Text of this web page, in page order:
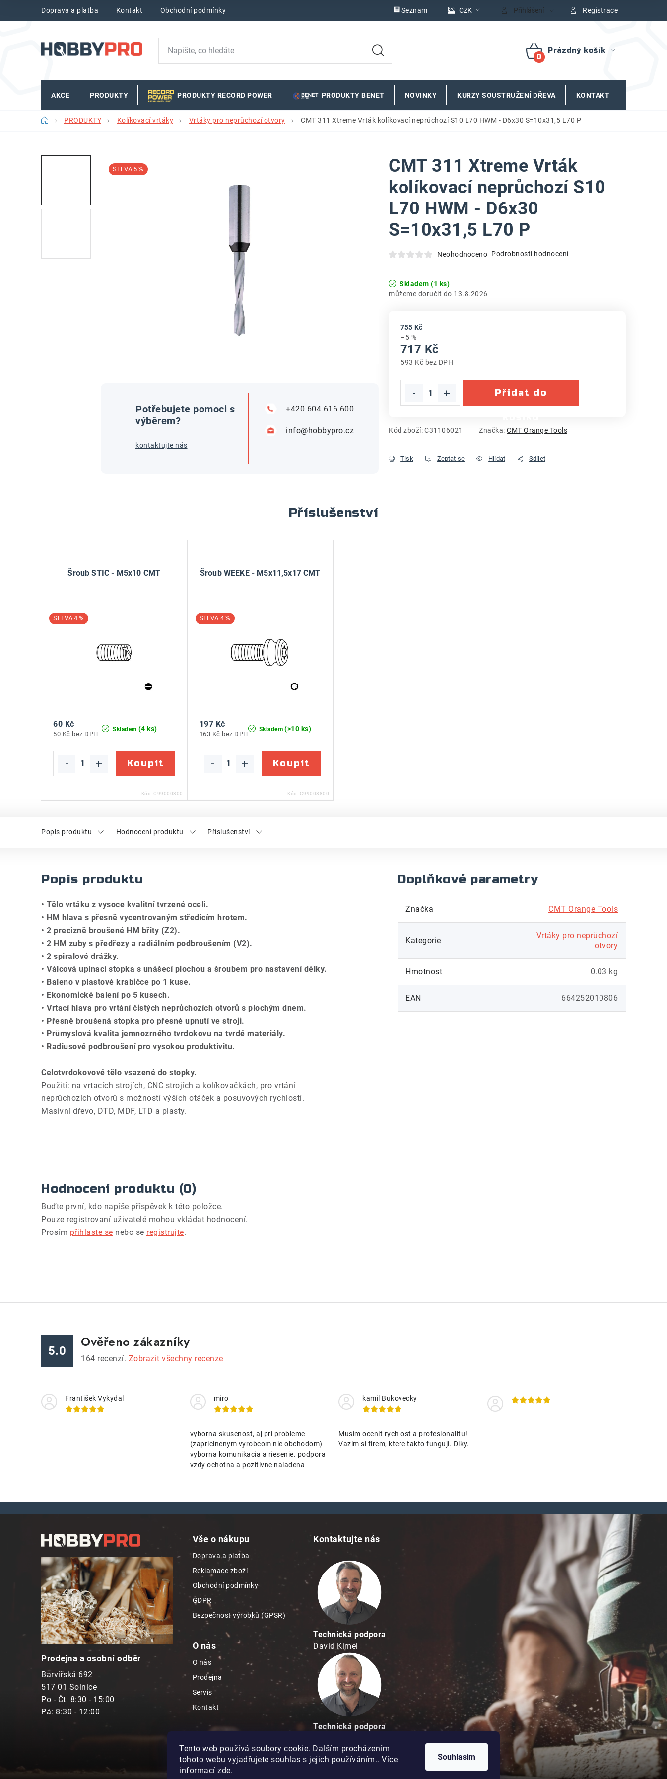
Tento web používá soubory cookie. Dalším procházením
tohoto webu vyjadřujete souhlas s jejich používáním.. Více
informací zde.
Souhlasím
Doprava a platba Kontakt Obchodní podmínky Seznam CZK Přihlášení Registrace
NÁKUPNÍ
Prázdný košík
AKCE PRODUKTY PRODUKTY RECORD POWER PRODUKTY BENET NOVINKY KURZY SOUSTRUŽENÍ DŘEVA KONTAKT
DomůPRODUKTY Kolíkovací vrtáky Vrtáky pro neprůchozí otvory CMT 311 Xtreme Vrták kolíkovací neprůchozí S10 L70 HWM - D6x30 S=10x31,5 L70 P
CMT 311 Xtreme Vrták
kolíkovací neprůchozí S10
L70 HWM - D6x30
S=10x31,5 L70 P
Neohodnoceno Podrobnosti hodnocení
Skladem (1 ks)
13.8.2026
755 Kč
–5 %
717 Kč
593 Kč bez DPH
Přidat do
Kód zboží:C31106021 Značka: CMT Orange Tools
Tisk Zeptat se Hlídat Sdílet
5 %
Potřebujete pomoci s
výběrem?
kontaktujte nás
+420 604 616 600
info@hobbypro.cz
Příslušenství
Šroub STIC - M5x10 CMT
4 %
Skladem (4 ks)
50 Kč bez DPH
60 Kč
Kód: C99000300
Šroub WEEKE - M5x11,5x17 CMT
4 %
Skladem (>10 ks)
163 Kč bez DPH
197 Kč
Kód: C99008800
Popis produktu Hodnocení produktu Příslušenství
Popis produktu
• Tělo vrtáku z vysoce kvalitní tvrzené oceli.
• HM hlava s přesně vycentrovaným středicím hrotem.
• 2 precizně broušené HM břity (Z2).
• 2 HM zuby s předřezy a radiálním podbroušením (V2).
• 2 spiralové drážky.
• Válcová upínací stopka s unášecí plochou a šroubem pro nastavení délky.
• Baleno v plastové krabičce po 1 kuse.
• Ekonomické balení po 5 kusech.
• Vrtací hlava pro vrtání čistých neprůchozích otvorů s plochým dnem.
• Přesně broušená stopka pro přesné upnutí ve stroji.
• Průmyslová kvalita jemnozrného tvrdokovu na tvrdé materiály.
• Radiusové podbroušení pro vysokou produktivitu.
Celotvrdokovové tělo vsazené do stopky.
Použití: na vrtacích strojích, CNC strojích a kolíkovačkách, pro vrtání
neprůchozích otvorů s možností výších otáček a posuvových rychlostí.
Masivní dřevo, DTD, MDF, LTD a plasty.
Doplňkové parametry
Značka CMT Orange Tools
Kategorie
Vrtáky pro neprůchozí
otvory
Hmotnost 0.03 kg
EAN 664252010806
Hodnocení produktu (0)
Buďte první, kdo napíše příspěvek k této položce.
Pouze registrovaní uživatelé mohou vkládat hodnocení.
Prosím přihlaste se nebo se registrujte.
5.0
Ověřeno zákazníky
164 recenzí. Zobrazit všechny recenze
František Vykydal miro
vyborna skusenost, aj pri probleme
(zapricinenym vyrobcom nie obchodom)
vyborna komunikacia a riesenie. podpora
vzdy ochotna a pozitivne naladena
kamil Bukovecky
Musim ocenit rychlost a profesionalitu!
Vazim si firem, ktere takto funguji. Diky.
Z
Prodejna a osobní odběr
Barvířská 692
517 01 Solnice
Po - Čt: 8:30 - 15:00
Pá: 8:30 - 12:00
Vše o nákupu
Doprava a platba
Reklamace zboží
Obchodní podmínky
GDPR
Bezpečnost výrobků (GPSR)
O nás
O nás
Prodejna
Servis
Kontakt
Kontaktujte nás
Technická podpora
David Kimel
Technická podpora